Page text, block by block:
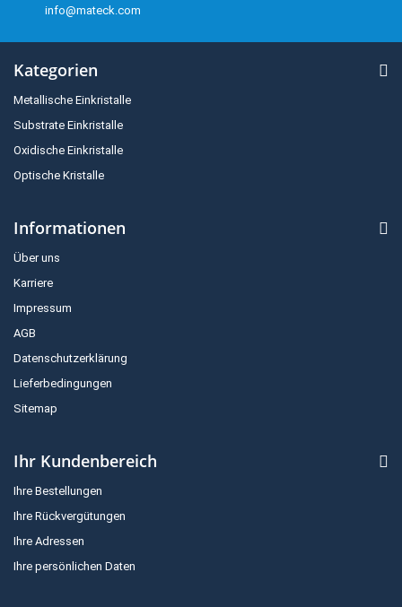
info@mateck.com
Kategorien
Metallische Einkristalle
Substrate Einkristalle
Oxidische Einkristalle
Optische Kristalle
Informationen
Über uns
Karriere
Impressum
AGB
Datenschutzerklärung
Lieferbedingungen
Sitemap
Ihr Kundenbereich
Ihre Bestellungen
Ihre Rückvergütungen
Ihre Adressen
Ihre persönlichen Daten